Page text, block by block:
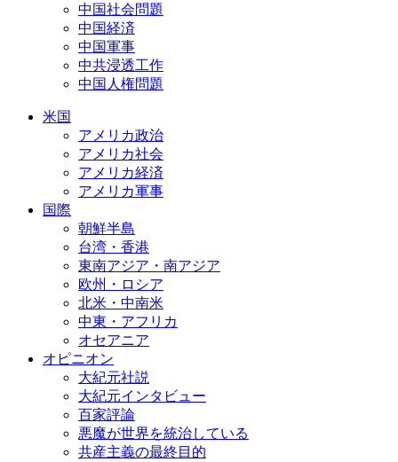
中国社会問題
中国経済
中国軍事
中共浸透工作
中国人権問題
米国
アメリカ政治
アメリカ社会
アメリカ経済
アメリカ軍事
国際
朝鮮半島
台湾・香港
東南アジア・南アジア
欧州・ロシア
北米・中南米
中東・アフリカ
オセアニア
オピニオン
大紀元社説
大紀元インタビュー
百家評論
悪魔が世界を統治している
共産主義の最終目的